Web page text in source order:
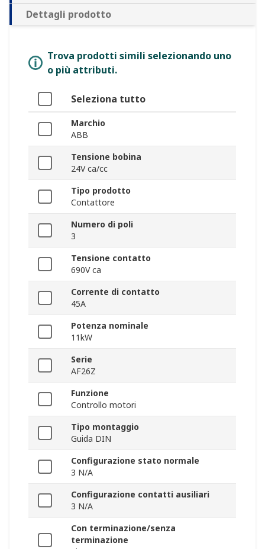
Dettagli prodotto
Trova prodotti simili selezionando uno
o più attributi.
Seleziona tutto
Marchio
ABB
Tensione bobina
24V ca/cc
Tipo prodotto
Contattore
Numero di poli
3
Tensione contatto
690V ca
Corrente di contatto
45A
Potenza nominale
11kW
Serie
AF26Z
Funzione
Controllo motori
Tipo montaggio
Guida DIN
Configurazione stato normale
3 N/A
Configurazione contatti ausiliari
3 N/A
Con terminazione/senza
terminazione